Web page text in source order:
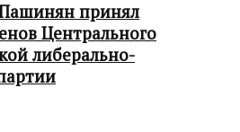
принял
Центрального
либерально-